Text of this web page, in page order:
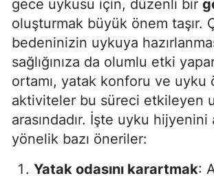
gece uykusu için, düzenli bir
oluşturmak büyük önem taşır.
bedeninizin uykuya
sağlığınıza da olumlu etki
ortamı, yatak konforu ve uyku
aktiviteler bu süreci etkileyen
arasındadır. İşte uyku hijyenini
yönelik bazı öneriler:
Yatak odasını karartmak: